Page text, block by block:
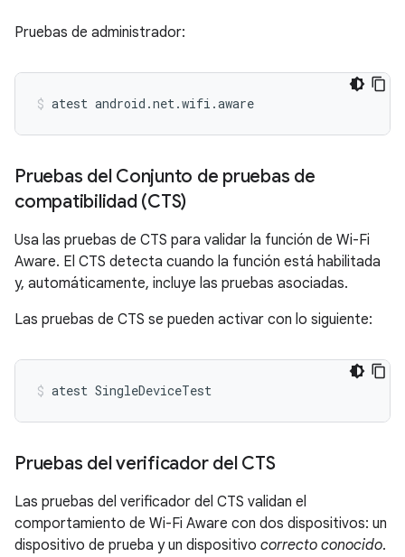
Pruebas de administrador:
atest android.net.wifi.aware
Pruebas del Conjunto de pruebas de
compatibilidad (CTS)
Usa las pruebas de CTS para validar la función de Wi-Fi
Aware. El CTS detecta cuando la función está habilitada
y, automáticamente, incluye las pruebas asociadas.
Las pruebas de CTS se pueden activar con lo siguiente:
atest SingleDeviceTest
Pruebas del verificador del CTS
Las pruebas del verificador del CTS validan el
comportamiento de Wi-Fi Aware con dos dispositivos: un
dispositivo de prueba y un dispositivo correcto conocido.